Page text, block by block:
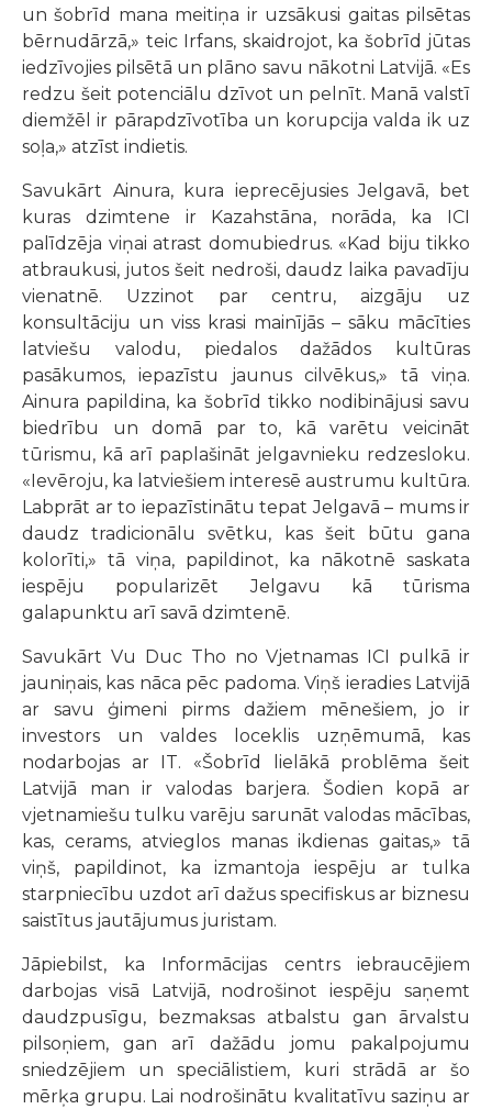
un šobrīd mana meitiņa ir uzsākusi gaitas pilsētas
bērnudārzā,» teic Irfans, skaidrojot, ka šobrīd jūtas
iedzīvojies pilsētā un plāno savu nākotni Latvijā. «Es
redzu šeit potenciālu dzīvot un pelnīt. Manā valstī
diemžēl ir pārapdzīvotība un korupcija valda ik uz
soļa,» atzīst indietis.
Savukārt Ainura, kura ieprecējusies Jelgavā, bet
kuras dzimtene ir Kazahstāna, norāda, ka ICI
palīdzēja viņai atrast domubiedrus. «Kad biju tikko
atbraukusi, jutos šeit nedroši, daudz laika pavadīju
vienatnē. Uzzinot par centru, aizgāju uz
konsultāciju un viss krasi mainījās – sāku mācīties
latviešu valodu, piedalos dažādos kultūras
pasākumos, iepazīstu jaunus cilvēkus,» tā viņa.
Ainura papildina, ka šobrīd tikko nodibinājusi savu
biedrību un domā par to, kā varētu veicināt
tūrismu, kā arī paplašināt jelgavnieku redzesloku.
«Ievēroju, ka latviešiem interesē austrumu kultūra.
Labprāt ar to iepazīstinātu tepat Jelgavā – mums ir
daudz tradicionālu svētku, kas šeit būtu gana
kolorīti,» tā viņa, papildinot, ka nākotnē saskata
iespēju popularizēt Jelgavu kā tūrisma
galapunktu arī savā dzimtenē.
Savukārt Vu Duc Tho no Vjetnamas ICI pulkā ir
jauniņais, kas nāca pēc padoma. Viņš ieradies Latvijā
ar savu ģimeni pirms dažiem mēnešiem, jo ir
investors un valdes loceklis uzņēmumā, kas
nodarbojas ar IT. «Šobrīd lielākā problēma šeit
Latvijā man ir valodas barjera. Šodien kopā ar
vjetnamiešu tulku varēju sarunāt valodas mācības,
kas, cerams, atvieglos manas ikdienas gaitas,» tā
viņš, papildinot, ka izmantoja iespēju ar tulka
starpniecību uzdot arī dažus specifiskus ar biznesu
saistītus jautājumus juristam.
Jāpiebilst, ka Informācijas centrs iebraucējiem
darbojas visā Latvijā, nodrošinot iespēju saņemt
daudzpusīgu, bezmaksas atbalstu gan ārvalstu
pilsoņiem, gan arī dažādu jomu pakalpojumu
sniedzējiem un speciālistiem, kuri strādā ar šo
mērķa grupu. Lai nodrošinātu kvalitatīvu saziņu ar